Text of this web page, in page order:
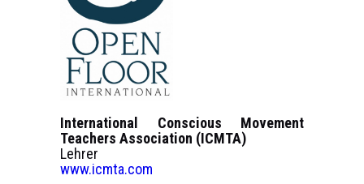
International Conscious Movement
Teachers Association (ICMTA)
Lehrer
www.icmta.com